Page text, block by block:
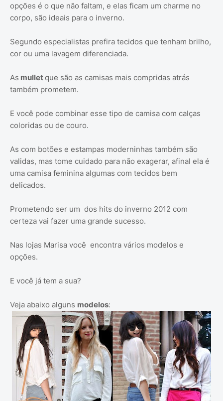
opções é o que não faltam, e elas ficam um charme no
corpo, são ideais para o inverno.
Segundo especialistas prefira tecidos que tenham brilho,
cor ou uma lavagem diferenciada.
As mulletque são as camisas mais compridas atrás
também prometem.
E você pode combinar esse tipo de camisa com calças
coloridas ou de couro.
As com botões e estampas moderninhas também são
validas, mas tome cuidado para não exagerar, afinal ela é
uma camisa feminina algumas com tecidos bem
delicados.
Prometendo ser um dos hits do inverno 2012 com
certeza vai fazer uma grande sucesso.
Nas lojas Marisa você encontra vários modelos e
opções.
E você já tem a sua?
Veja abaixo alguns modelos: